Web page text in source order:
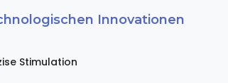
Innovationen
Stimulation